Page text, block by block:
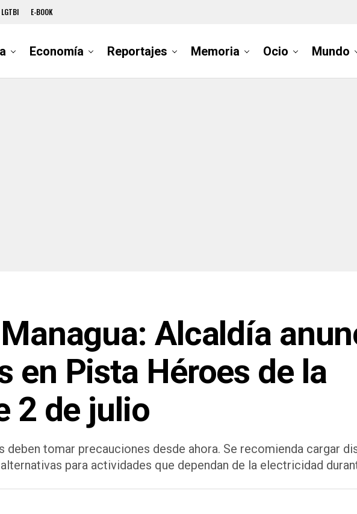
LGTBI E-BOOK
Economía Reportajes Memoria Ocio Mundo
Alcaldía
en Pista Héroes de la
2 de julio
tomar precauciones desde ahora. Se recomienda cargar
para actividades que dependan de la electricidad